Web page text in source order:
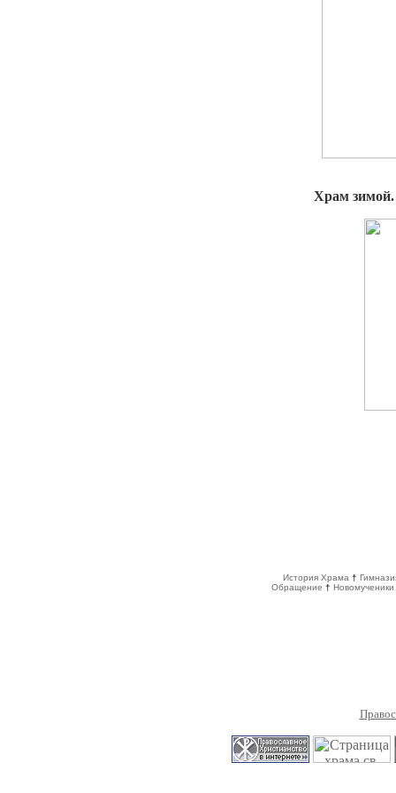
Храм
История Храма †
Обращение † Новомученики